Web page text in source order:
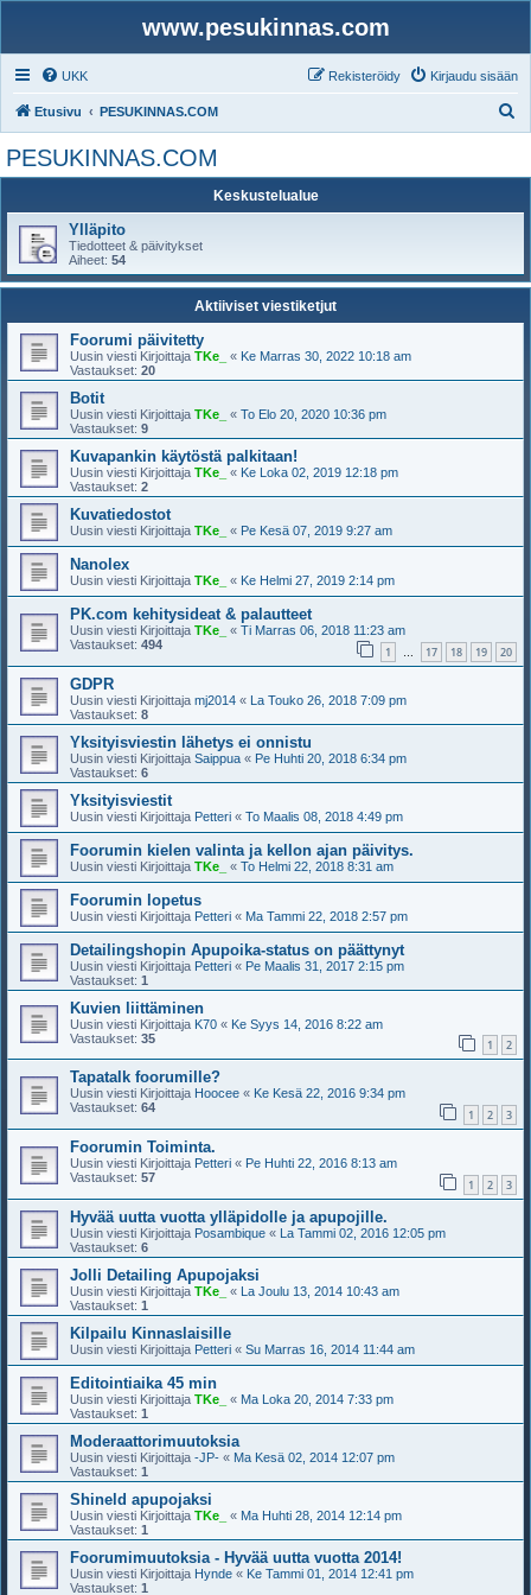
www.pesukinnas.com
UKK Kirjaudu sisään
Rekisteröidy
Etusivu PESUKINNAS.COM
PESUKINNAS.COM
Keskustelualue
Ylläpito
Tiedotteet & päivitykset
Aiheet: 54
Aktiiviset viestiketjut
Foorumi päivitetty
Uusin viesti Kirjoittaja TKe_ « Ke Marras 30, 2022 10:18 am
Vastaukset: 20
Botit
Uusin viesti Kirjoittaja TKe_ « To Elo 20, 2020 10:36 pm
Vastaukset: 9
Kuvapankin käytöstä palkitaan!
Uusin viesti Kirjoittaja TKe_ « Ke Loka 02, 2019 12:18 pm
Vastaukset: 2
Kuvatiedostot
Uusin viesti Kirjoittaja TKe_ « Pe Kesä 07, 2019 9:27 am
Nanolex
Uusin viesti Kirjoittaja TKe_ « Ke Helmi 27, 2019 2:14 pm
PK.com kehitysideat & palautteet
Uusin viesti Kirjoittaja TKe_ « Ti Marras 06, 2018 11:23 am
Vastaukset: 494 1 … 17 18 19 20
GDPR
Uusin viesti Kirjoittaja mj2014 « La Touko 26, 2018 7:09 pm
Vastaukset: 8
Yksityisviestin lähetys ei onnistu
Uusin viesti Kirjoittaja Saippua « Pe Huhti 20, 2018 6:34 pm
Vastaukset: 6
Yksityisviestit
Uusin viesti Kirjoittaja Petteri « To Maalis 08, 2018 4:49 pm
Foorumin kielen valinta ja kellon ajan päivitys.
Uusin viesti Kirjoittaja TKe_ « To Helmi 22, 2018 8:31 am
Foorumin lopetus
Uusin viesti Kirjoittaja Petteri « Ma Tammi 22, 2018 2:57 pm
Detailingshopin Apupoika-status on päättynyt
Uusin viesti Kirjoittaja Petteri « Pe Maalis 31, 2017 2:15 pm
Vastaukset: 1
Kuvien liittäminen
Uusin viesti Kirjoittaja K70 « Ke Syys 14, 2016 8:22 am
Vastaukset: 35 1 2
Tapatalk foorumille?
Uusin viesti Kirjoittaja Hoocee « Ke Kesä 22, 2016 9:34 pm
Vastaukset: 64 1 2 3
Foorumin Toiminta.
Uusin viesti Kirjoittaja Petteri « Pe Huhti 22, 2016 8:13 am
Vastaukset: 57 1 2 3
Hyvää uutta vuotta ylläpidolle ja apupojille.
Uusin viesti Kirjoittaja Posambique « La Tammi 02, 2016 12:05 pm
Vastaukset: 6
Jolli Detailing Apupojaksi
Uusin viesti Kirjoittaja TKe_ « La Joulu 13, 2014 10:43 am
Vastaukset: 1
Kilpailu Kinnaslaisille
Uusin viesti Kirjoittaja Petteri « Su Marras 16, 2014 11:44 am
Editointiaika 45 min
Uusin viesti Kirjoittaja TKe_ « Ma Loka 20, 2014 7:33 pm
Vastaukset: 1
Moderaattorimuutoksia
Uusin viesti Kirjoittaja -JP- « Ma Kesä 02, 2014 12:07 pm
Vastaukset: 1
Shineld apupojaksi
Uusin viesti Kirjoittaja TKe_ « Ma Huhti 28, 2014 12:14 pm
Vastaukset: 1
Foorumimuutoksia - Hyvää uutta vuotta 2014!
Uusin viesti Kirjoittaja Hynde « Ke Tammi 01, 2014 12:41 pm
Vastaukset: 1